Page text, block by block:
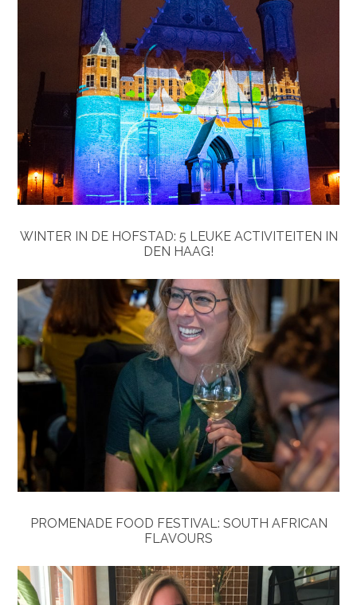
WINTER IN DE HOFSTAD: 5 LEUKE ACTIVITEITEN IN
DEN HAAG!
PROMENADE FOOD FESTIVAL: SOUTH AFRICAN
FLAVOURS